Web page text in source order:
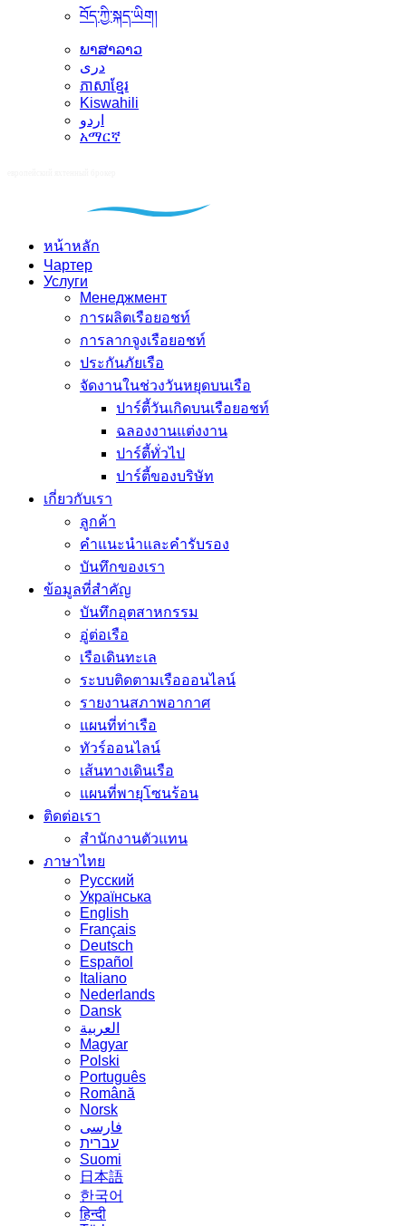
བོད་ཀྱི་སྐད་ཡིག།
ພາສາລາວ
دری
ភាសាខ្មែរ
Kiswahili
اردو
አማርኛ
หน้าหลัก
Чартер
Услуги
Менеджмент
การผลิตเรือยอชท์
การลากจูงเรือยอชท์
ประกันภัยเรือ
จัดงานในช่วงวันหยุดบนเรือ
ปาร์ตี้วันเกิดบนเรือยอชท์
ฉลองงานแต่งงาน
ปาร์ตี้ทั่วไป
ปาร์ตี้ของบริษัท
เกี่ยวกับเรา
ลูกค้า
คำแนะนำและคำรับรอง
บันทึกของเรา
ข้อมูลที่สำคัญ
บันทึกอุตสาหกรรม
อู่ต่อเรือ
เรือเดินทะเล
ระบบติดตามเรือออนไลน์
รายงานสภาพอากาศ
แผนที่ท่าเรือ
ทัวร์ออนไลน์
เส้นทางเดินเรือ
แผนที่พายุโซนร้อน
ติดต่อเรา
สำนักงานตัวแทน
ภาษาไทย
Русский
Українська
English
Français
Deutsch
Español
Italiano
Nederlands
Dansk
العربية
Magyar
Polski
Português
Română
Norsk
فارسی
עברית
Suomi
日本語
한국어
हिन्दी